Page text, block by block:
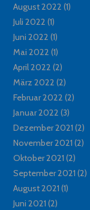
August 2022 (1)
Juli 2022 (1)
Juni 2022 (1)
Mai 2022 (1)
April 2022 (2)
März 2022 (2)
Februar 2022 (2)
Januar 2022 (3)
Dezember 2021 (2)
November 2021 (2)
Oktober 2021 (2)
September 2021 (2)
August 2021 (1)
Juni 2021 (2)